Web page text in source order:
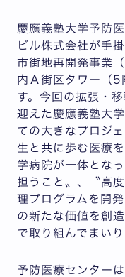
慶應義塾大学予防
ビル株式会社が手
市街地再開発事業
内Ａ街区タワー（5
す。今回の拡張・
迎えた慶應義塾大
ての大きなプロジ
生と共に歩む医療
学病院が一体とな
担うこと〟、〝高
理プログラムを開
の新たな価値を創
で取り組んでまいり
予防医療センター